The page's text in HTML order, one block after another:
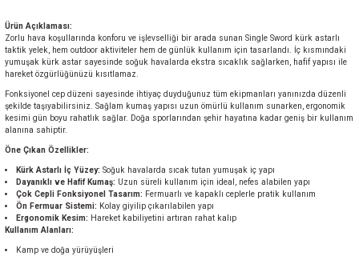
Ürün Açıklaması:
Zorlu hava koşullarında konforu ve işlevselliği bir arada sunan Single Sword kürk astarlı
taktik yelek, hem outdoor aktiviteler hem de günlük kullanım için tasarlandı. İç kısmındaki
yumuşak kürk astar sayesinde soğuk havalarda ekstra sıcaklık sağlarken, hafif yapısı ile
hareket özgürlüğünüzü kısıtlamaz.
Fonksiyonel cep düzeni sayesinde ihtiyaç duyduğunuz tüm ekipmanları yanınızda düzenli
şekilde taşıyabilirsiniz. Sağlam kumaş yapısı uzun ömürlü kullanım sunarken, ergonomik
kesimi gün boyu rahatlık sağlar. Doğa sporlarından şehir hayatına kadar geniş bir kullanım
alanına sahiptir.
Öne Çıkan Özellikler:
Kürk Astarlı İç Yüzey: Soğuk havalarda sıcak tutan yumuşak iç yapı
Dayanıklı ve Hafif Kumaş: Uzun süreli kullanım için ideal, nefes alabilen yapı
Çok Cepli Fonksiyonel Tasarım: Fermuarlı ve kapaklı ceplerle pratik kullanım
Ön Fermuar Sistemi: Kolay giyilip çıkarılabilen yapı
Ergonomik Kesim: Hareket kabiliyetini artıran rahat kalıp
Kullanım Alanları:
Kamp ve doğa yürüyüşleri